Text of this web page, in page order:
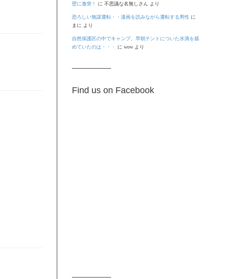
壁に激突！
に 不思議な名無しさん より
恐ろしい無謀運転・・漫画を読みながら運転する男性に
まに より
自然保護区の中でキャンプ。早朝テントについた水滴を舐
めていたのは・・・
に wowより
Find us on Facebook